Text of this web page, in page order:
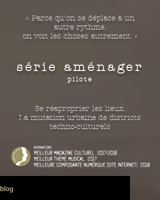
« Parce qu'on se déplace à un
autre rythme,
on voit les choses autrement. »
série aménager
pilote
Se réaproprier les lieux.
La mutation urbaine de districts
techno-culturels
blog